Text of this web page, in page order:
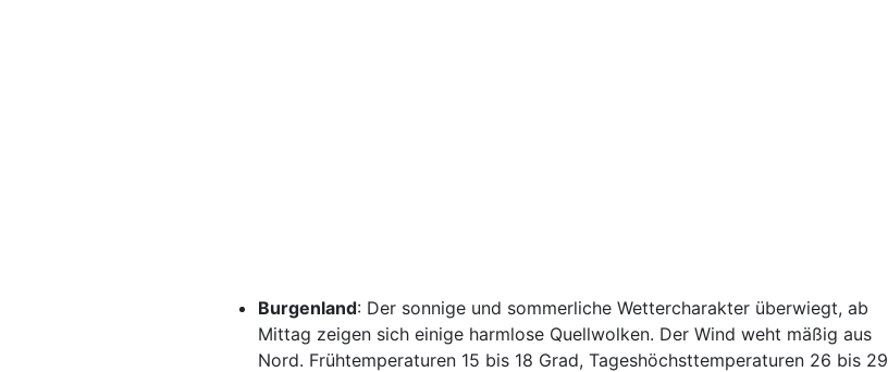
Burgenland: Der sonnige und sommerliche Wettercharakter überwiegt, ab
Mittag zeigen sich einige harmlose Quellwolken. Der Wind weht mäßig aus
Nord. Frühtemperaturen 15 bis 18 Grad, Tageshöchsttemperaturen 26 bis 29